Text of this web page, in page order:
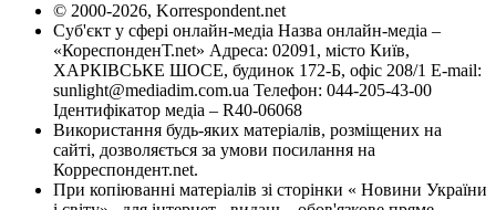
© 2000-2026, Korrespondent.net
Суб'єкт у сфері онлайн-медіа Назва онлайн-медіа –
«КореспонденТ.net» Адреса: 02091, місто Київ,
ХАРКІВСЬКЕ ШОСЕ, будинок 172-Б, офіс 208/1 E-mail:
sunlight@mediadim.com.ua Телефон: 044-205-43-00
Ідентифікатор медіа – R40-06068
Використання будь-яких матеріалів, розміщених на
сайті, дозволяється за умови посилання на
Корреспондент.net.
При копіюванні матеріалів зі сторінки « Новини України